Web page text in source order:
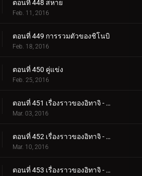
ตอนที่ 448 สหาย
Feb. 11, 2016
ตอนที่ 449 การรวมตัวของชิโนบิ
Feb. 18, 2016
ตอนที่ 450 คู่แข่ง
Feb. 25, 2016
ตอนที่ 451 เรื่องราวของอิทาจิ - แสงสว่างและความมืด: การเกิดและการตาย
Mar. 03, 2016
ตอนที่ 452 เรื่องราวของอิทาจิ - แสงสว่างและความมืด: อัจฉริยะ
Mar. 10, 2016
ตอนที่ 453 เรื่องราวของอิทาจิ - แสงสว่างและความมืด: ความเจ็บปวดของชีวิต